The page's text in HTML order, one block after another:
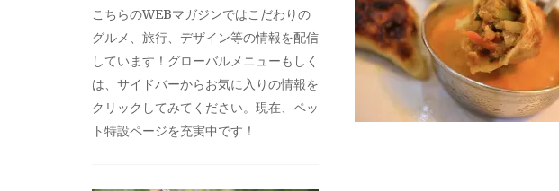
こちらのWEBマガジンではこだわりの
グルメ、旅行、デザイン等の情報を配信
しています！グローバルメニューもしく
は、サイドバーからお気に入りの情報を
クリックしてみてください。現在、ペッ
ト特設ページを充実中です！